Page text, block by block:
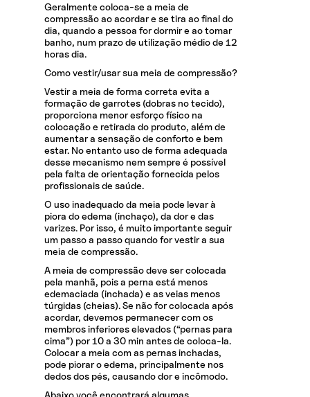
Geralmente coloca-se a meia de
compressão ao acordar e se tira ao final do
dia, quando a pessoa for dormir e ao tomar
banho, num prazo de utilização médio de 12
horas dia.
Como vestir/usar sua meia de compressão?
Vestir a meia de forma correta evita a
formação de garrotes (dobras no tecido),
proporciona menor esforço físico na
colocação e retirada do produto, além de
aumentar a sensação de conforto e bem
estar. No entanto uso de forma adequada
desse mecanismo nem sempre é possível
pela falta de orientação fornecida pelos
profissionais de saúde.
O uso inadequado da meia pode levar à
piora do edema (inchaço), da dor e das
varizes. Por isso, é muito importante seguir
um passo a passo quando for vestir a sua
meia de compressão.
A meia de compressão deve ser colocada
pela manhã, pois a perna está menos
edemaciada (inchada) e as veias menos
túrgidas (cheias). Se não for colocada após
acordar, devemos permanecer com os
membros inferiores elevados (“pernas para
cima”) por 10 a 30 min antes de coloca-la.
Colocar a meia com as pernas inchadas,
pode piorar o edema, principalmente nos
dedos dos pés, causando dor e incômodo.
Abaixo você encontrará algumas